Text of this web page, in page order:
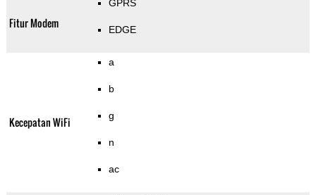
Fitur Modem
GPRS
EDGE
Kecepatan WiFi
a
b
g
n
ac